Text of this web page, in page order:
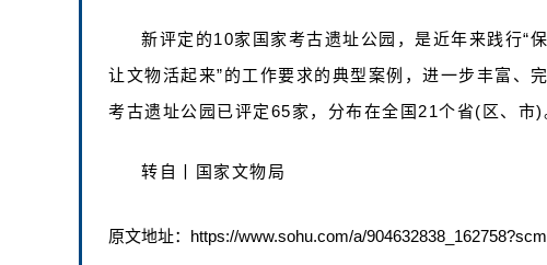
新评定的10家国家考古遗址公园，是近年来践行“
让文物活起来”的工作要求的典型案例，进一步丰富、
考古遗址公园已评定65家，分布在全国21个省(区、市)
转自丨国家文物局
原文地址：https://www.sohu.com/a/